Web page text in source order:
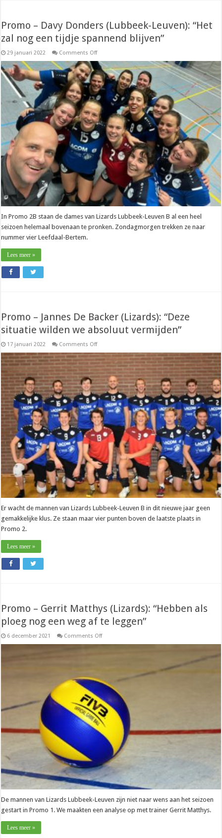
Promo – Davy Donders (Lubbeek-Leuven): “Het
zal nog een tijdje spannend blijven”
29 januari 2022 Comments Offon
–
Davy
Donders
(Lubbeek-
Leuven):
“Het
zal
nog
een
tijdje
spannend
blijven”
In Promo 2B staan de dames van Lizards Lubbeek-Leuven B al een heel
seizoen helemaal bovenaan te pronken. Zondagmorgen trekken ze naar
nummer vier Leefdaal-Bertem.
Lees meer »
Promo – Jannes De Backer (Lizards): “Deze
situatie wilden we absoluut vermijden”
17 januari 2022 Comments Offon
–
Jannes
De
Backer
(Lizards):
“Deze
situatie
wilden
we
absoluut
vermijden”
Er wacht de mannen van Lizards Lubbeek-Leuven B in dit nieuwe jaar geen
gemakkelijke klus. Ze staan maar vier punten boven de laatste plaats in
Promo 2.
Lees meer »
Promo – Gerrit Matthys (Lizards): “Hebben als
ploeg nog een weg af te leggen”
6 december 2021 Comments Offon
als
ploeg
nog
een
weg
af
te
leggen”
De mannen van Lizards Lubbeek-Leuven zijn niet naar wens aan het seizoen
gestart in Promo 1. We maakten een analyse op met trainer Gerrit Matthys.
Lees meer »